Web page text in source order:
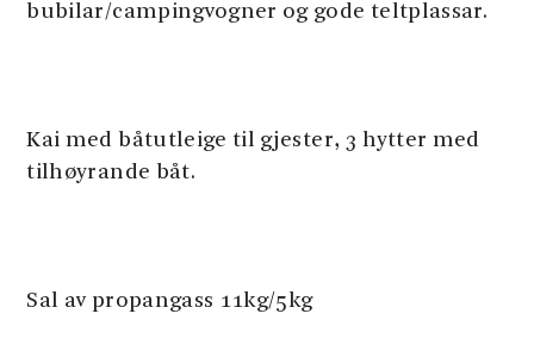
bubilar/campingvogner og gode teltplassar.
Kai med båtutleige til gjester, 3 hytter med
tilhøyrande båt.
Sal av propangass 11kg/5kg